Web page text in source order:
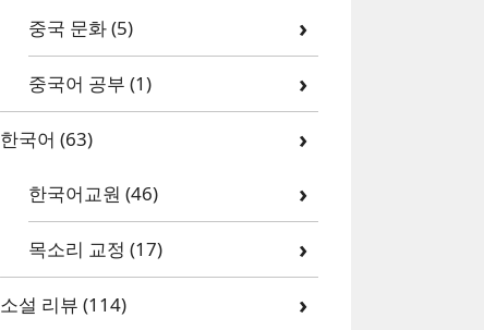
중국 문화(5)
중국어 공부 (1)
한국어 (63)
한국어교원 (46)
목소리 교정 (17)
소설 리뷰 (114)